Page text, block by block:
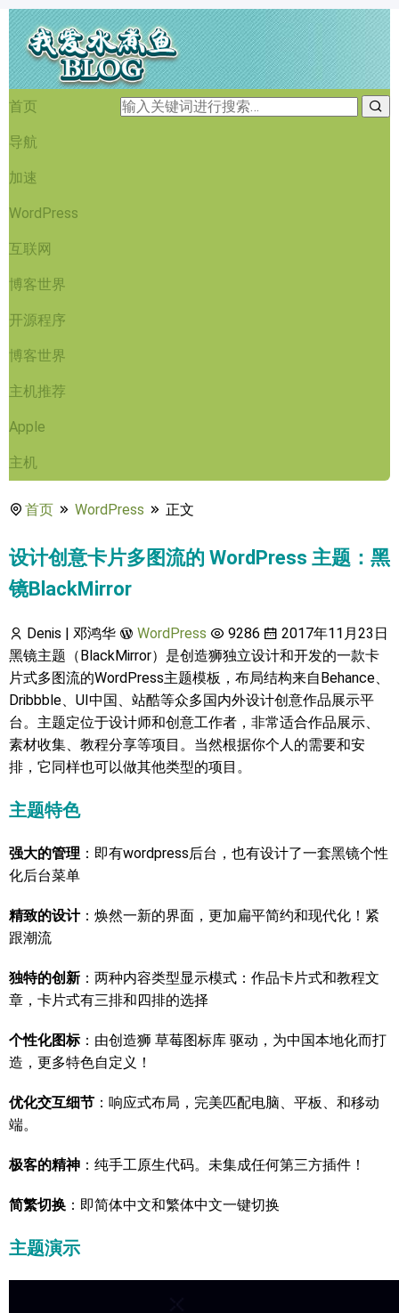
首页
导航
加速
WordPress
互联网
博客世界
开源程序
博客世界
主机推荐
Apple
主机
首页 WordPress 正文
设计创意卡片多图流的 WordPress 主题：黑
镜BlackMirror
Denis | 邓鸿华 WordPress 9286
2017年11月23日
黑镜主题（BlackMirror）是创造狮独立设计和开发的一款卡
片式多图流的WordPress主题模板，布局结构来自Behance、
Dribbble、UI中国、站酷等众多国内外设计创意作品展示平
台。主题定位于设计师和创意工作者，非常适合作品展示、
素材收集、教程分享等项目。当然根据你个人的需要和安
排，它同样也可以做其他类型的项目。
主题特色
强大的管理 ：即有wordpress后台，也有设计了一套黑镜个性
化后台菜单
精致的设计：焕然一新的界面，更加扁平简约和现代化！紧
跟潮流
独特的创新 ：两种内容类型显示模式：作品卡片式和教程文
章，卡片式有三排和四排的选择
个性化图标：由创造狮 草莓图标库 驱动，为中国本地化而打
造，更多特色自定义！
优化交互细节 ：响应式布局，完美匹配电脑、平板、和移动
端。
极客的精神 ：纯手工原生代码。未集成任何第三方插件！
简繁切换 ：即简体中文和繁体中文一键切换
主题演示